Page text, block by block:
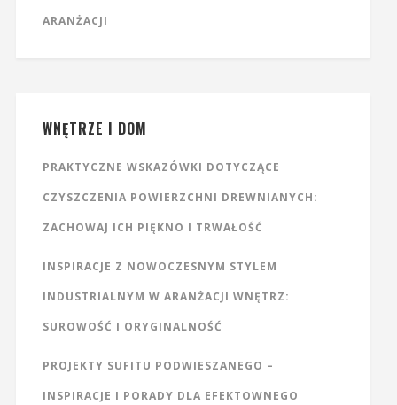
ARANŻACJI
WNĘTRZE I DOM
PRAKTYCZNE WSKAZÓWKI DOTYCZĄCE
CZYSZCZENIA POWIERZCHNI DREWNIANYCH:
ZACHOWAJ ICH PIĘKNO I TRWAŁOŚĆ
INSPIRACJE Z NOWOCZESNYM STYLEM
INDUSTRIALNYM W ARANŻACJI WNĘTRZ:
SUROWOŚĆ I ORYGINALNOŚĆ
PROJEKTY SUFITU PODWIESZANEGO –
INSPIRACJE I PORADY DLA EFEKTOWNEGO